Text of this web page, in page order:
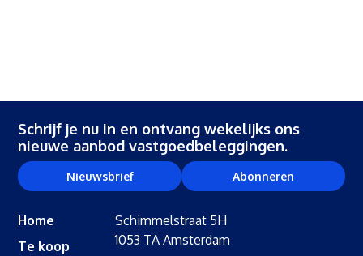
Schrijf je nu in en ontvang wekelijks ons
nieuwe aanbod vastgoedbeleggingen.
Nieuwsbrief Abonneren
Home
Te koop
Schimmelstraat 5H
1053 TA Amsterdam